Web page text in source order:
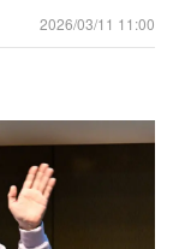
2026/03/11 11:00